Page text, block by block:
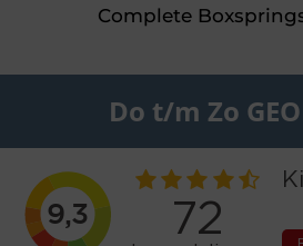
Complete
Do t/m Zo